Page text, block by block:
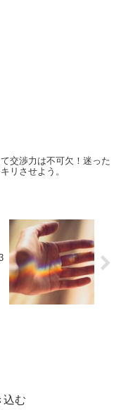
交渉力は不可欠！迷った
リさせよう。
込む